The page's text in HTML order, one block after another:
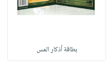
بطاقة أذكار المس